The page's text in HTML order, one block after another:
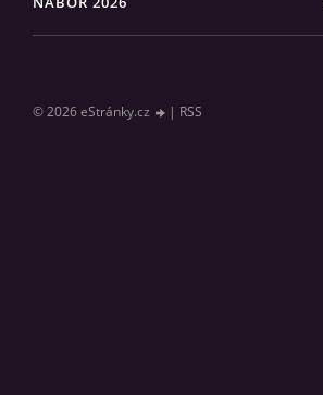
© 2026 eStránky.cz | RSS